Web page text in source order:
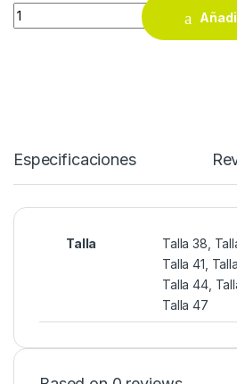
ZAPATO SMART B155 S1P quantity
Especificaciones
Talla
Talla 38,
Talla 41,
Talla 44,
Talla 47